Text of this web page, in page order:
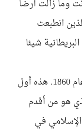
وما زالت أرضا
انطبعت
شيئا
"المسلمون وصلوا إلى بريطانيا منذ عام 1860. هذه أول
هو من أقدم
فالوجود الإسلامي في